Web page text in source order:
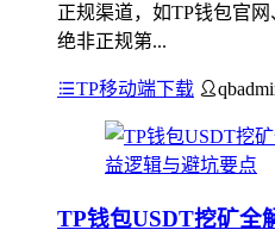
正规渠道，如TP钱包官
绝非正规第...
TP移动端下载
TP钱包USDT挖矿全